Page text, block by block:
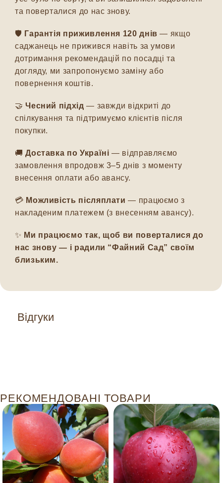
Відгуки
та поверталися до нас знову.
🛡️ Гарантія приживлення 120 днів — якщо
саджанець не прижився навіть за умови
дотримання рекомендацій по посадці та
догляду, ми запропонуємо заміну або
повернення коштів.
🤝Чесний підхід — завжди відкриті до
спілкування та підтримуємо клієнтів після
покупки.
🚚Доставка по Україні — відправляємо
замовлення впродовж 3–5 днів з моменту
внесення оплати або авансу.
💳 Можливість післяплати — працюємо з
накладеним платежем (з внесенням авансу).
✨ Ми працюємо так, щоб ви поверталися до
нас знову — і радили “Файний Сад” своїм
близьким.
РЕКОМЕНДОВАНІ ТОВАРИ